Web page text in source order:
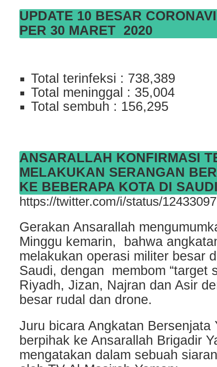
UPDATE 10 BESAR
PER 30 MARET 2020
Total terinfeksi : 738,389
Total meninggal : 35,004
Total sembuh : 156,295
ANSARALLAH KONFIRMASI
MELAKUKAN SERANGAN
KE BEBERAPA KOTA DI
https://twitter.com/i/status/
Gerakan Ansarallah
Minggu kemarin, bahwa
melakukan operasi militer besar
Saudi, dengan membom “target
Riyadh, Jizan, Najran dan Asir
besar rudal dan drone.
Juru bicara Angkatan Bersenjata
berpihak ke Ansarallah Brigadir
mengatakan dalam sebuah